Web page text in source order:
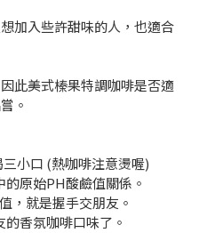
加入些許甜味的人，也適合
此美式榛果特調咖啡是否適
。
小口 (熱咖啡注意燙喔)
原始PH酸鹼值關係。
，就是握手交朋友。
香氛咖啡口味了。